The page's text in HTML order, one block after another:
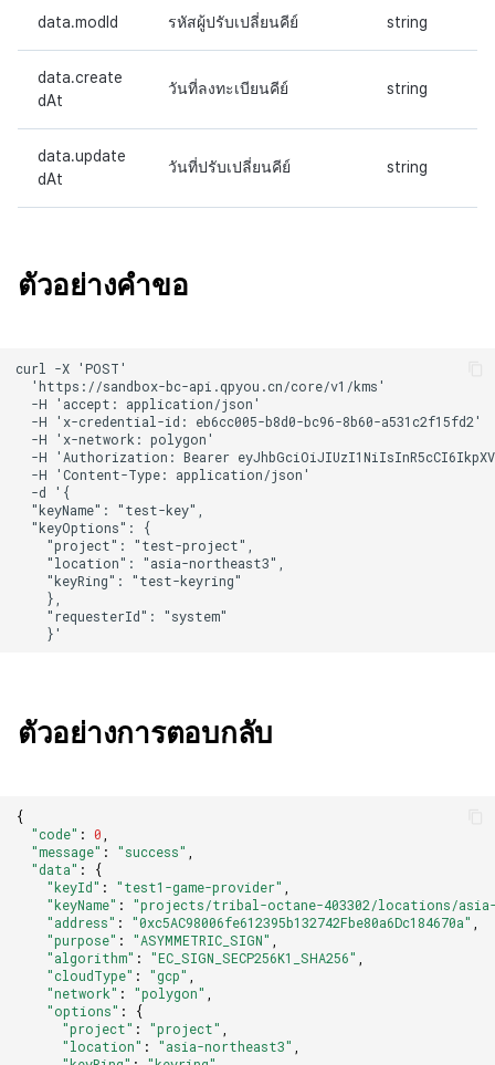
data.modId รหัสผู้ปรับเปลี่ยนคีย์ string
data.create
dAt
วันที่ลงทะเบียนคีย์ string
data.update
dAt
วันที่ปรับเปลี่ยนคีย์ string
ตัวอย่างคำขอ
ตัวอย่างการตอบกลับ
{
"code" : 0
"message" : "success"
"data" :
{
"keyId" : "test1-game-provider"
"keyName" :
"projects/tribal-octane-403302/locations/asia-
"address" : "0xc5AC98006fe612395b132742Fbe80a6Dc184670a"
"purpose" : "ASYMMETRIC_SIGN"
"algorithm" : "EC_SIGN_SECP256K1_SHA256"
"cloudType" : "gcp"
"network" : "polygon"
"options" :
{
"project" : "project"
"location" : "asia-northeast3"